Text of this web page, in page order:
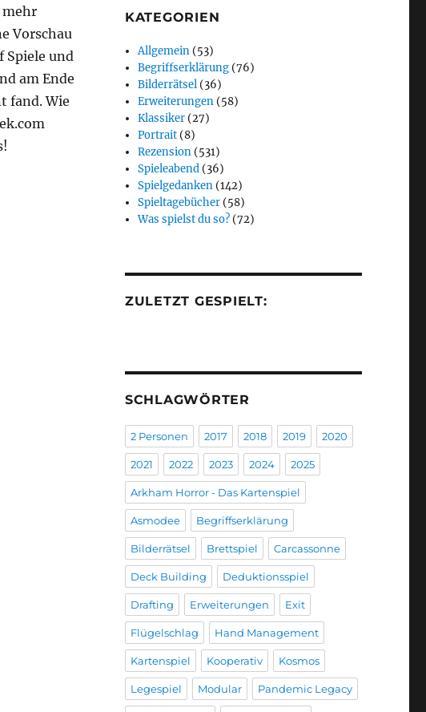
mehr
Vorschau
Spiele und
am Ende
fand. Wie
KATEGORIEN
Allgemein (53)
Begriffserklärung (76)
Bilderrätsel (36)
Erweiterungen (58)
Klassiker (27)
Portrait (8)
Rezension (531)
Spieleabend (36)
Spielgedanken (142)
Spieltagebücher (58)
Was spielst du so? (72)
ZULETZT GESPIELT:
SCHLAGWÖRTER
2 Personen 2017 2018 2019 2020
2021 2022 2023 2024 2025
Arkham Horror - Das Kartenspiel
Asmodee Begriffserklärung
Bilderrätsel Brettspiel Carcassonne
Deck Building Deduktionsspiel
Drafting Erweiterungen Exit
Flügelschlag Hand Management
Kartenspiel Kooperativ Kosmos
Legespiel Modular Pandemic Legacy